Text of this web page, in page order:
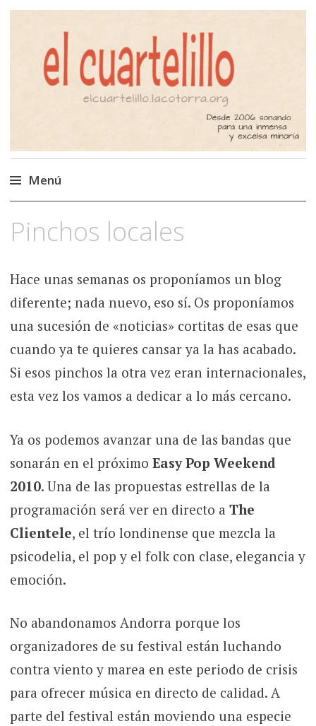
El Cuartelillo
Programa de radio de música
independiente. Podcast
Menú
al
Pinchos locales
Hace unas semanas os proponíamos un blog
diferente; nada nuevo, eso sí. Os proponíamos
una sucesión de «noticias» cortitas de esas que
cuando ya te quieres cansar ya la has acabado.
Si esos pinchos la otra vez eran internacionales,
esta vez los vamos a dedicar a lo más cercano.
Ya os podemos avanzar una de las bandas que
sonarán en el próximo Easy Pop Weekend
2010. Una de las propuestas estrellas de la
programación será ver en directo a The
Clientele, el trío londinense que mezcla la
psicodelia, el pop y el folk con clase, elegancia y
emoción.
No abandonamos Andorra porque los
organizadores de su festival están luchando
contra viento y marea en este periodo de crisis
para ofrecer música en directo de calidad. A
parte del festival están moviendo una especie